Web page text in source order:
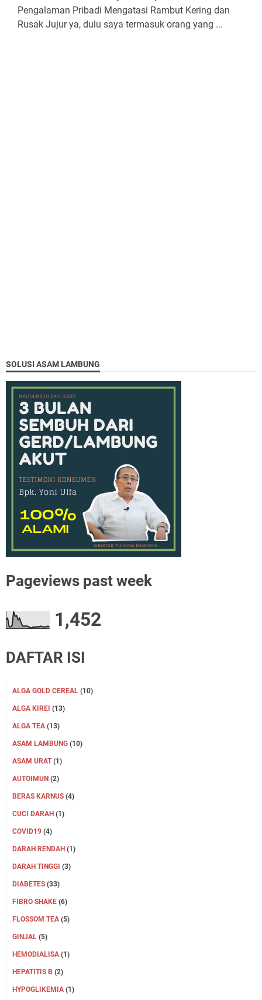
Pengalaman Pribadi Mengatasi Rambut Kering dan
Rusak Jujur ya, dulu saya termasuk orang yang ...
SOLUSI ASAM LAMBUNG
Pageviews past week
1,452
DAFTAR ISI
ALGA GOLD CEREAL (10)
ALGA KIREI (13)
ALGA TEA (13)
ASAM LAMBUNG (10)
ASAM URAT (1)
AUTOIMUN (2)
BERAS KARNUS (4)
CUCI DARAH (1)
COVID19 (4)
DARAH RENDAH (1)
DARAH TINGGI (3)
DIABETES (33)
FIBRO SHAKE (6)
FLOSSOM TEA (5)
GINJAL (5)
HEMODIALISA (1)
HEPATITIS B (2)
HYPOGLIKEMIA (1)